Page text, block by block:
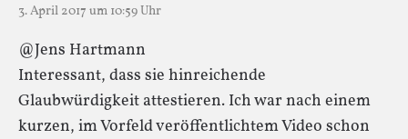
3. April 2017 um 10:59 Uhr
@Jens Hartmann
Interessant, dass sie hinreichende
Glaubwürdigkeit attestieren. Ich war nach einem
kurzen, im Vorfeld veröffentlichtem Video schon